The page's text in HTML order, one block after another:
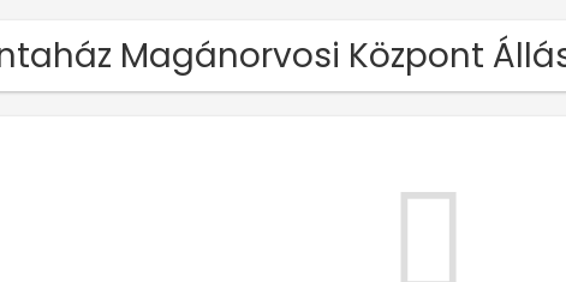
Magánorvosi Központ